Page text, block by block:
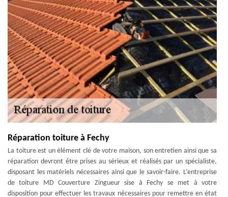
Réparation toiture à Fechy
La toiture est un élément clé de votre maison, son entretien ainsi que sa
réparation devront être prises au sérieux et réalisés par un spécialiste,
disposant les matériels nécessaires ainsi que le savoir-faire. L’entreprise
de toiture MD Couverture Zingueur sise à Fechy se met à votre
disposition pour effectuer les travaux nécessaires pour remettre en état